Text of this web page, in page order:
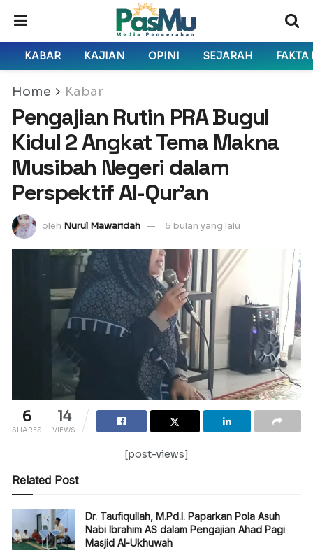
KABAR KAJIAN OPINI SEJARAH FAKTA
Home Kabar
Pengajian Rutin PRA Bugul
Kidul 2 Angkat Tema Makna
Musibah Negeri dalam
Perspektif Al-Qur’an
oleh Nurul Mawaridah 5 bulan yang lalu
6
SHARES
14
VIEWS
[post-views]
Related Post
Dr. Taufiqullah, M.Pd.I. Paparkan Pola Asuh
Nabi Ibrahim AS dalam Pengajian Ahad Pagi
Masjid Al-Ukhuwah